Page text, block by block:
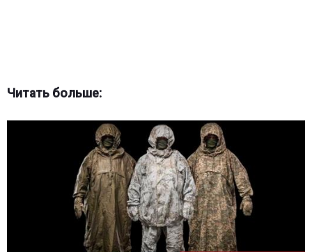
Читать больше: